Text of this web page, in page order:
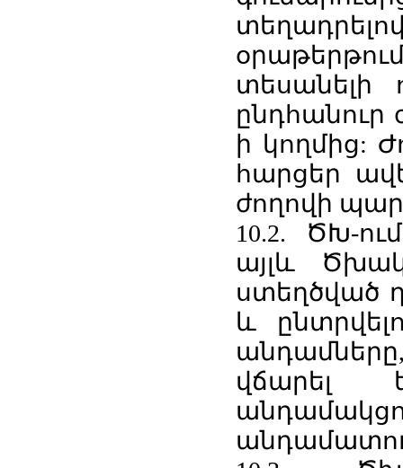
տեսանելի
ընդհանուր
ի կողմից:
հարցեր
ժողովի
10.2. ԾԽ-
այլև
ստեղծված
և
վճարել